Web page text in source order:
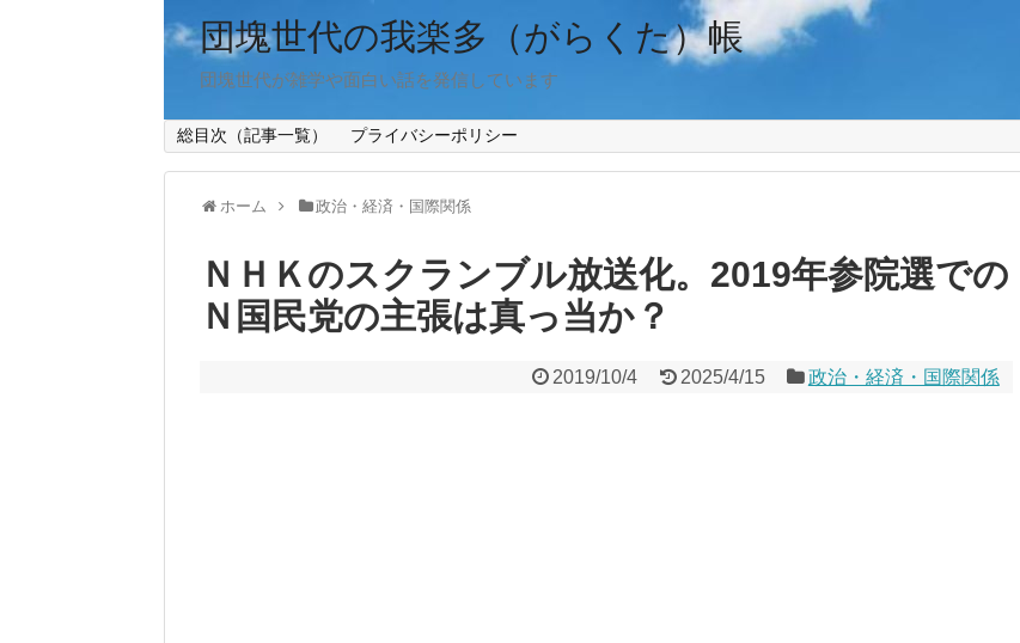
団塊世代の我楽多（がらくた）帳
団塊世代が雑学や面白い話を発信しています
総目次（記事一覧） プライバシーポリシー
ホーム 政治・経済・国際関係
ＮＨＫのスクランブル放送化。2019年参院選での
Ｎ国民党の主張は真っ当か？
2019/10/4 2025/4/15 政治・経済・国際関係